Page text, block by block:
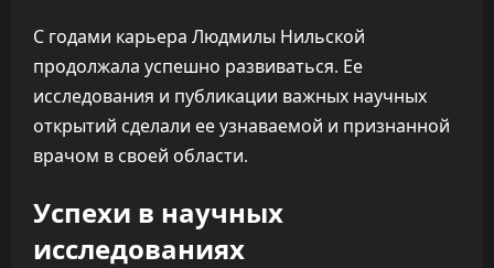
С годами карьера Людмилы Нильской
продолжала успешно развиваться. Ее
исследования и публикации важных научных
открытий сделали ее узнаваемой и признанной
врачом в своей области.
Успехи в научных
исследованиях